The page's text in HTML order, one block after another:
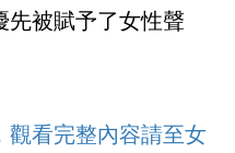
先被賦予了女性聲
觀看完整內容請至女